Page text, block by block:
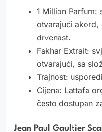
1 Million Parfum:
otvarajući akord,
drvenast.
Fakhar Extrait:
otvarajući, sa
Trajnost:
Cijena: Lattafa
često dostupan
Jean Paul Gaultier